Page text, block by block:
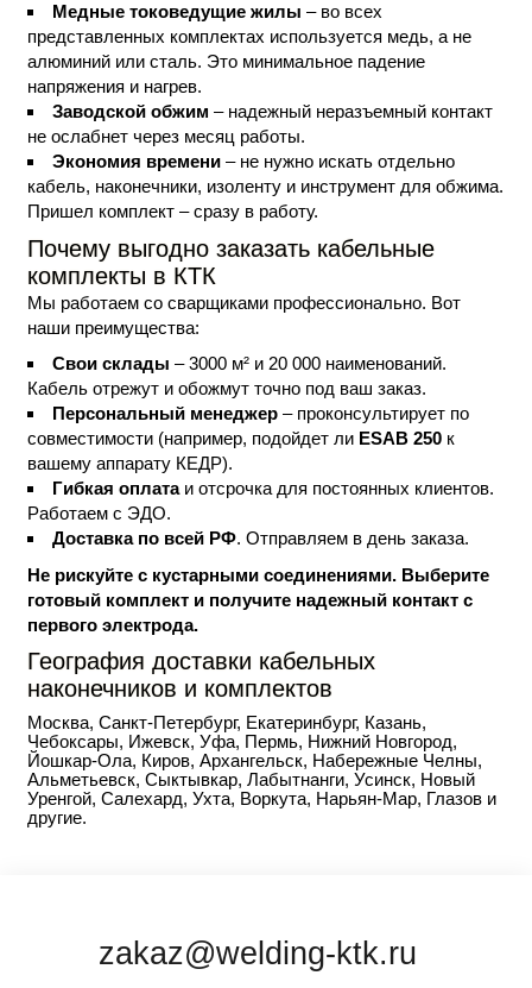
Медные токоведущие жилы – во всех
представленных комплектах используется медь, а не
алюминий или сталь. Это минимальное падение
напряжения и нагрев.
Заводской обжим – надежный неразъемный контакт
не ослабнет через месяц работы.
Экономия времени – не нужно искать отдельно
кабель, наконечники, изоленту и инструмент для обжима.
Пришел комплект – сразу в работу.
Почему выгодно заказать кабельные
комплекты в КТК
Мы работаем со сварщиками профессионально. Вот
наши преимущества:
Свои склады – 3000 м² и 20 000 наименований.
Кабель отрежут и обожмут точно под ваш заказ.
Персональный менеджер – проконсультирует по
совместимости (например, подойдет ли ESAB 250 к
вашему аппарату КЕДР).
Гибкая оплатаи отсрочка для постоянных клиентов.
Работаем с ЭДО.
Доставка по всей РФ. Отправляем в день заказа.
Не рискуйте с кустарными соединениями. Выберите
готовый комплект и получите надежный контакт с
первого электрода.
География доставки кабельных
наконечников и комплектов
Москва, Санкт-Петербург, Екатеринбург, Казань,
Чебоксары, Ижевск, Уфа, Пермь, Нижний Новгород,
Йошкар-Ола, Киров, Архангельск, Набережные Челны,
Альметьевск, Сыктывкар, Лабытнанги, Усинск, Новый
Уренгой, Салехард, Ухта, Воркута, Нарьян-Мар, Глазов и
другие.
zakaz@welding-ktk.ru